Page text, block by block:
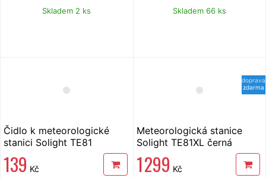
Skladem 2 ks Skladem 66 ks
Čidlo k meteorologické
stanici Solight TE81
139 Kč
doprava
zdarma
Meteorologická stanice
Solight TE81XL černá
1 299 Kč